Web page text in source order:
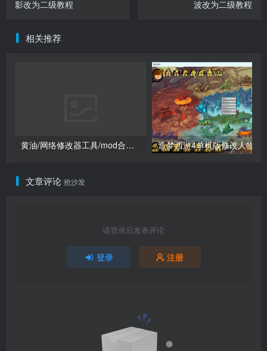
影改为二级教程
波改为二级教程
相关推荐
黄油/网络修改器工具/mod合集（点进来查看）
文章评论 抢沙发
请登录后发表评论
登录 注册